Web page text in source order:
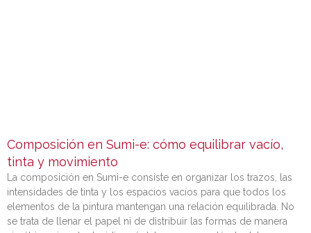
Composición en Sumi-e: cómo equilibrar vacío,
tinta y movimiento
La composición en Sumi-e consiste en organizar los trazos, las
intensidades de tinta y los espacios vacíos para que todos los
elementos de la pintura mantengan una relación equilibrada. No
se trata de llenar el papel ni de distribuir las formas de manera